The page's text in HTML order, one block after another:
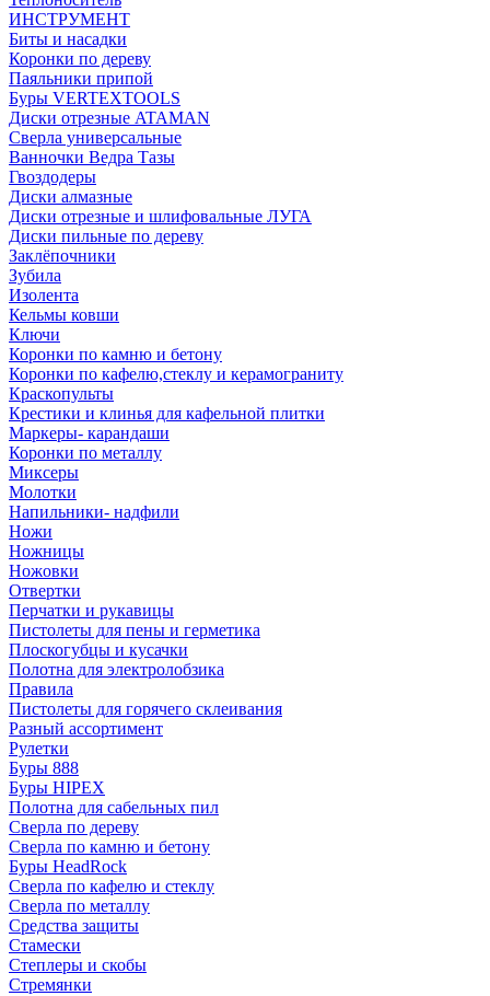
ИНСТРУМЕНТ
Биты и насадки
Коронки по дереву
Паяльники припой
Буры VERTEXTOOLS
Диски отрезные ATAMAN
Сверла универсальные
Ванночки Ведра Тазы
Гвоздодеры
Диски алмазные
Диски отрезные и шлифовальные ЛУГА
Диски пильные по дереву
Заклёпочники
Зубила
Изолента
Кельмы ковши
Ключи
Коронки по камню и бетону
Коронки по кафелю,стеклу и керамограниту
Краскопульты
Крестики и клинья для кафельной плитки
Маркеры- карандаши
Коронки по металлу
Миксеры
Молотки
Напильники- надфили
Ножи
Ножницы
Ножовки
Отвертки
Перчатки и рукавицы
Пистолеты для пены и герметика
Плоскогубцы и кусачки
Полотна для электролобзика
Правила
Пистолеты для горячего склеивания
Разный ассортимент
Рулетки
Буры 888
Буры HIPEX
Полотна для сабельных пил
Сверла по дереву
Сверла по камню и бетону
Буры HeadRock
Сверла по кафелю и стеклу
Сверла по металлу
Средства защиты
Стамески
Степлеры и скобы
Стремянки